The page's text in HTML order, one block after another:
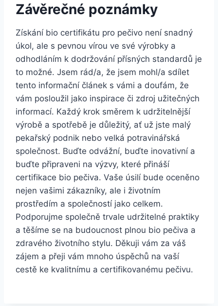
Závěrečné⁤ poznámky
Získání ⁢bio certifikátu pro pečivo není ​snadný
úkol, ale ‌s‍ pevnou vírou ve své ⁤výrobky a
odhodláním ‌k dodržování ​přísných standardů je
to možné. Jsem ‌rád/a, že⁤ jsem mohl/a sdílet
tento informační článek s vámi a doufám, že
vám ⁣posloužil jako inspirace či ⁤zdroj užitečných
informací. Každý krok směrem k udržitelnější
výrobě a spotřebě je důležitý, ⁢ať ⁣už jste‌ malý
‍pekařský‌ podnik​ nebo​ velká potravinářská‌
společnost. Buďte ​odvážní, buďte inovativní a
buďte ⁤připraveni na výzvy, které přináší
certifikace bio pečiva. Vaše⁤ úsilí bude oceněno⁤
nejen vašimi zákazníky, ale ⁢i životním
⁢prostředím a společností‍ jako celkem.
Podporujme⁤ společně trvale ‌udržitelné praktiky
a⁣ těšíme se na budoucnost plnou bio pečiva a
zdravého životního stylu. ⁢Děkuji vám za váš
zájem a přeji vám​ mnoho úspěchů na ⁢vaší
cestě ke​ kvalitnímu a certifikovanému pečivu.